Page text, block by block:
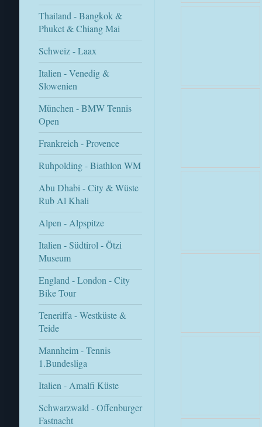
Thailand - Bangkok &
Phuket & Chiang Mai
Schweiz - Laax
Italien - Venedig &
Slowenien
München - BMW Tennis
Open
Frankreich - Provence
Ruhpolding - Biathlon WM
Abu Dhabi - City & Wüste
Rub Al Khali
Alpen - Alpspitze
Italien - Südtirol - Ötzi
Museum
England - London - City
Bike Tour
Teneriffa - Westküste &
Teide
Mannheim - Tennis
1.Bundesliga
Italien - Amalfi Küste
Schwarzwald - Offenburger
Fastnacht